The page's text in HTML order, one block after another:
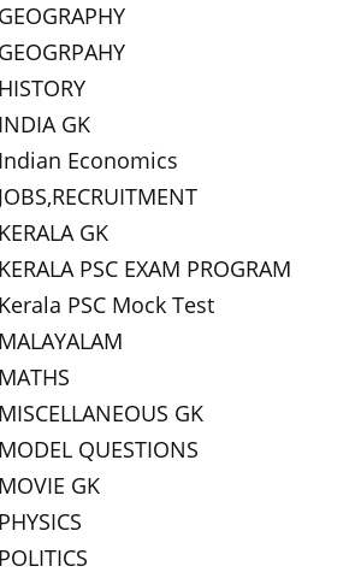
GEOGRAPHY
GEOGRPAHY
HISTORY
INDIA GK
Indian Economics
JOBS,RECRUITMENT
KERALA GK
KERALA PSC EXAM PROGRAM
Kerala PSC Mock Test
MALAYALAM
MATHS
MISCELLANEOUS GK
MODEL QUESTIONS
MOVIE GK
PHYSICS
POLITICS